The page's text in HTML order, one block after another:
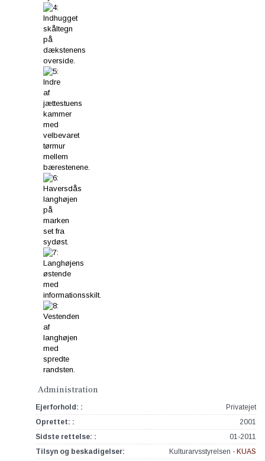
Administration
Ejerforhold: :
Privatejet
Oprettet: :
2001
Sidste rettelse: :
01-2011
Tilsyn og beskadigelser:
Kulturarvsstyrelsen - KUAS